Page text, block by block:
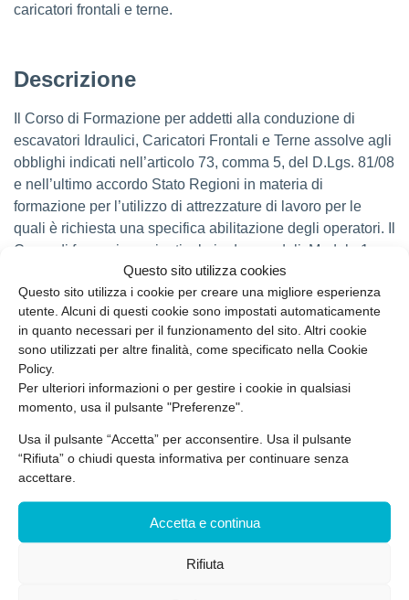
Questo sito utilizza cookies
Questo sito utilizza i cookie per creare una migliore esperienza
utente. Alcuni di questi cookie sono impostati automaticamente
in quanto necessari per il funzionamento del sito. Altri cookie
sono utilizzati per altre finalità, come specificato nella Cookie
Policy.
Per ulteriori informazioni o per gestire i cookie in qualsiasi
momento, usa il pulsante "Preferenze".
Usa il pulsante “Accetta” per acconsentire. Usa il pulsante
“Rifiuta” o chiudi questa informativa per continuare senza
accettare.
Accetta e continua
Rifiuta
caricatori frontali e terne.
Descrizione
Il Corso di Formazione per addetti alla conduzione di
escavatori Idraulici, Caricatori Frontali e Terne assolve agli
obblighi indicati nell’articolo 73, comma 5, del D.Lgs. 81/08
e nell’ultimo accordo Stato Regioni in materia di
formazione per l’utilizzo di attrezzature di lavoro per le
quali è richiesta una specifica abilitazione degli operatori. Il
Corso di formazione si articola in due moduli, Modulo 1
Teorico–Tecnico (della durata di 4 ore), il quale tratta le
categorie di attrezzature, i vari tipi di macchine movimento
terra e descrizione delle caratteristiche generali e
specifiche, con particolare riferimento a escavatori idraulici,
caricatori frontali, e terne. I componenti strutturali, struttura
portante, organi di trasmissione, organi di propulsione,
organi di direzione e frenatura, circuiti di comando,
componente riferita alle attrezzature oggetto del corso), i
dispositivi di comando e di sicurezza. Il Modulo 2 Pratico
organi di propulsione, organi di direzione e frenatura,
dispositivi di accoppiamento e azionamento delle